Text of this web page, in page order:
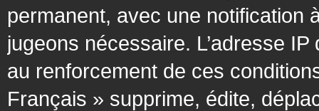
permanent, avec une notification
jugeons nécessaire. L’adresse
au renforcement de ces
Français » supprime, édite,